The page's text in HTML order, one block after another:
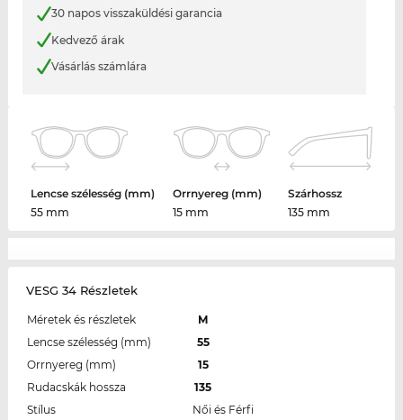
30 napos visszaküldési garancia
Kedvező árak
Vásárlás számlára
Lencse szélesség (mm)
55 mm
Orrnyereg (mm)
15 mm
Szárhossz
135 mm
VESG 34 Részletek
Méretek és részletek
M
Lencse szélesség (mm)
55
Orrnyereg (mm)
15
Rudacskák hossza
135
Stílus
Női és Férfi